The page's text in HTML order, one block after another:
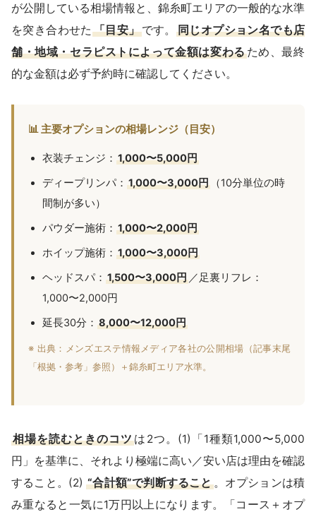
が公開している相場情報と、錦糸町エリアの一般的な水準
を突き合わせた 「目安」です。
同じオプション名でも店
舗・地域・セラピストによって金額は変わるため、最終
的な金額は必ず予約時に確認してください。
📊 主要オプションの相場レンジ（目安）
衣装チェンジ： 1,000〜5,000円
ディープリンパ： 1,000〜3,000円
（10分単位の時
間制が多い）
パウダー施術： 1,000〜2,000円
ホイップ施術： 1,000〜3,000円
ヘッドスパ： 1,500〜3,000円 ／足裏リフレ：
1,000〜2,000円
延長30分： 8,000〜12,000円
※ 出典：メンズエステ情報メディア各社の公開相場（記事末尾
「根拠・参考」参照）＋錦糸町エリア水準。
相場を読むときのコツは2つ。(1)「1種類1,000〜5,000
円」を基準に、それより極端に高い／安い店は理由を確認
すること。(2)“合計額”で判断すること。オプションは積
み重なると一気に1万円以上になります。「コース＋オプ